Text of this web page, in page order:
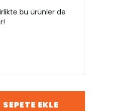
bu ürünler de
SEPETE EKLE